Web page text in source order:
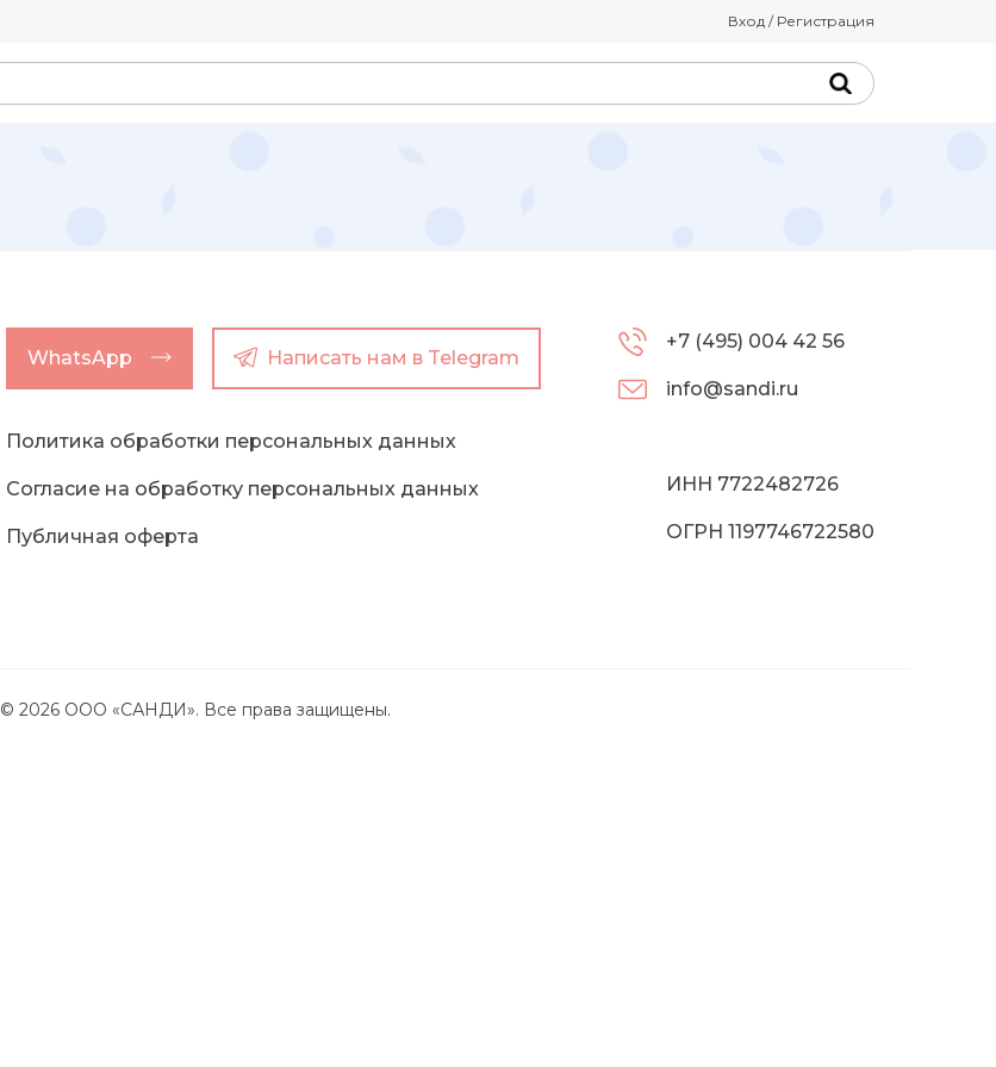
Вход / Регистрация
WhatsApp Написать нам в Telegram
Политика обработки персональных данных
Согласие на обработку персональных данных
Публичная оферта
+7 (495) 004 42 56
info@sandi.ru
ИНН 7722482726
ОГРН 1197746722580
© 2026 ООО «САНДИ». Все права защищены.